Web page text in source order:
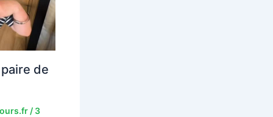
de
/ 3